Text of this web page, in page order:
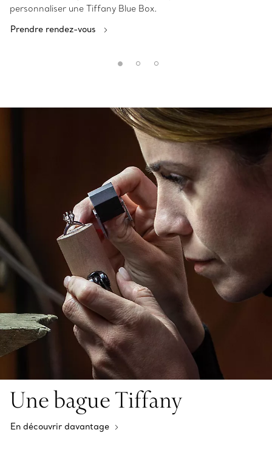
personnaliser une Tiffany Blue Box.
Prendre rendez-vous
Une bague Tiffany
En découvrir davantage